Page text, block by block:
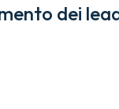
dei